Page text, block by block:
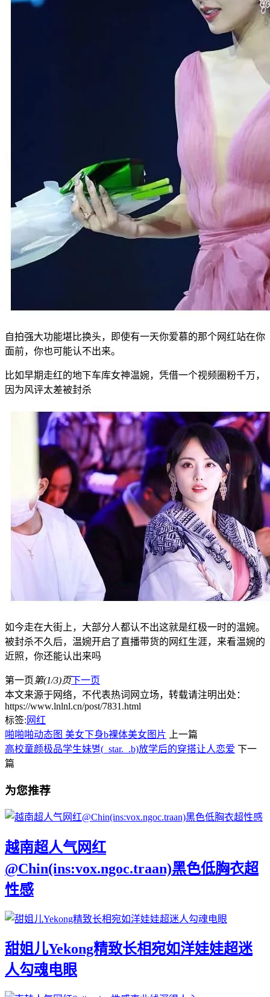
自拍强大功能堪比换头，即使有一天你爱慕的那个网红站在你
面前，你也可能认不出来。
比如早期走红的地下车库女神温婉，凭借一个视频圈粉千万，
因为风评太差被封杀
如今走在大街上，大部分人都认不出这就是红极一时的温婉。
被封杀不久后，温婉开启了直播带货的网红生涯，来看温婉的
近照，你还能认出来吗
第一页 第(1/3)页下一页
本文来源于网络，不代表热词网立场，转载请注明出处：
https://www.lnlnl.cn/post/7831.html
标签: 网红
啪啪啪动态图 美女下身b裸体美女图片
上一篇
高校童颜极品学生妹별(_star._.b)放学后的穿搭让人恋爱 下一
篇
为您推荐
越南超人气网红
@Chin(ins:vox.ngoc.traan)黑色低胸衣超
性感
甜姐儿Yekong精致长相宛如洋娃娃超迷
人勾魂电眼